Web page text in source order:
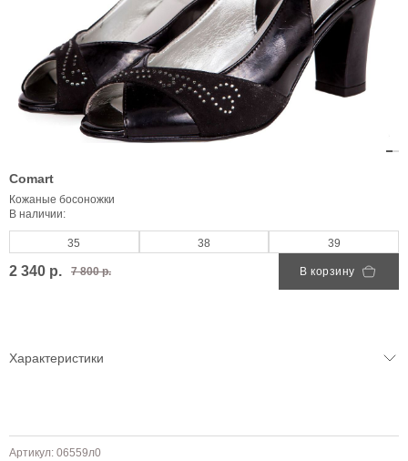
Comart
Кожаные босоножки
В наличии:
35 38 39
2 340 р. 7 800 р. В корзину
Характеристики
Артикул: 06559л0